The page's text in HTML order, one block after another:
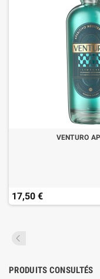
VENTURO
17,50 €
PRODUITS CONSULTÉS